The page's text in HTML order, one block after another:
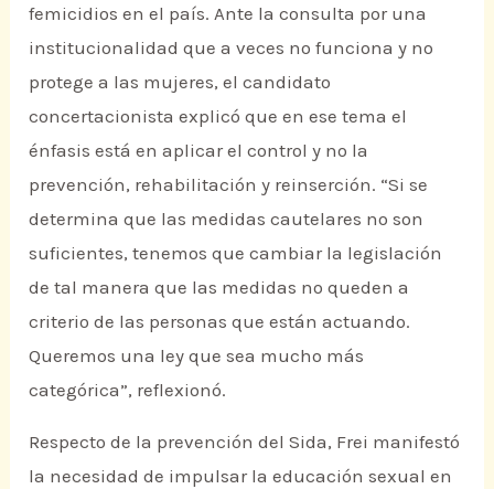
femicidios en el país. Ante la consulta por una
institucionalidad que a veces no funciona y no
protege a las mujeres, el candidato
concertacionista explicó que en ese tema el
énfasis está en aplicar el control y no la
prevención, rehabilitación y reinserción. “Si se
determina que las medidas cautelares no son
suficientes, tenemos que cambiar la legislación
de tal manera que las medidas no queden a
criterio de las personas que están actuando.
Queremos una ley que sea mucho más
categórica”, reflexionó.
Respecto de la prevención del Sida, Frei manifestó
la necesidad de impulsar la educación sexual en